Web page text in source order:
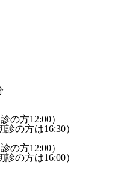
の方12:00）
の方は16:30）
の方12:00）
の方は16:00）